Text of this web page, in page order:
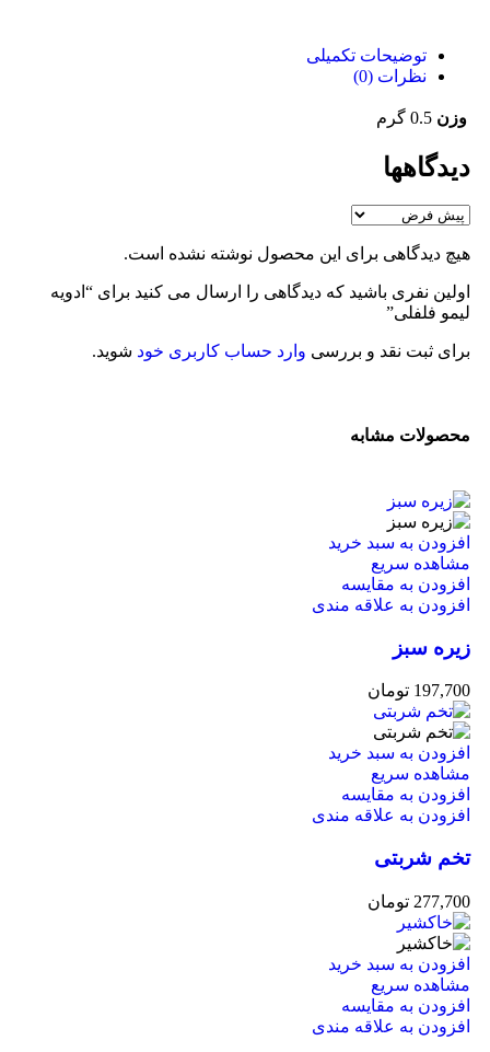
توضیحات تکمیلی
نظرات (0)
وزن 0.5 گرم
دیدگاهها
هیچ دیدگاهی برای این محصول نوشته نشده است.
اولین نفری باشید که دیدگاهی را ارسال می کنید برای “ادویه
لیمو فلفلی”
برای ثبت نقد و بررسی وارد حساب کاربری خود شوید.
محصولات مشابه
افزودن به سبد خرید
مشاهده سریع
افزودن به مقایسه
افزودن به علاقه مندی
زیره سبز
197,700 تومان
افزودن به سبد خرید
مشاهده سریع
افزودن به مقایسه
افزودن به علاقه مندی
تخم شربتی
277,700 تومان
افزودن به سبد خرید
مشاهده سریع
افزودن به مقایسه
افزودن به علاقه مندی